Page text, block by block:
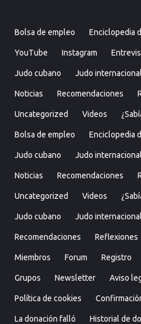
Bolsa de empleo Enciclopedia
YouTube Instagram
Judo cubano Judo internacional
Noticias Recomendaciones
Uncategorized Videos
Bolsa de empleo Enciclopedia
Judo cubano Judo internacional
Noticias Recomendaciones
Uncategorized Videos
Judo cubano Judo internacional
Recomendaciones Reflexiones
Miembros Forum Registro
Grupos Newsletter Aviso
Política de cookies
La donación falló Historial de